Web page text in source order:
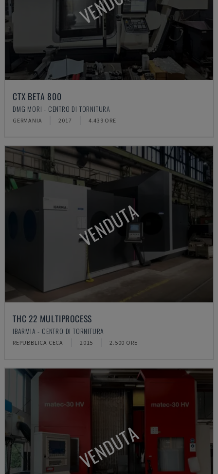
CTX BETA 800
DMG MORI - CENTRO DI TORNITURA
GERMANIA 2017 4.439 ORE
VENDUTA
THC 22 MULTIPROCESS
IBARMIA - CENTRO DI TORNITURA
REPUBBLICA CECA 2015 2.500 ORE
VENDUTA